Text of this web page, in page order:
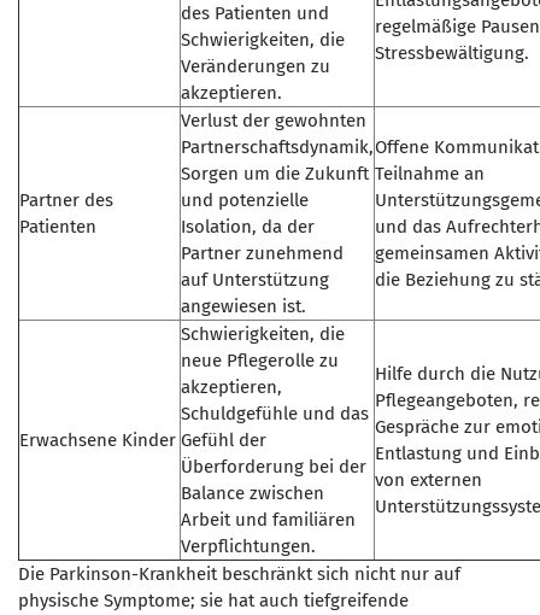
des Patienten und
Schwierigkeiten, die
Veränderungen zu
akzeptieren.
regelmäßige
Stressbewältigung.
Partner des
Patienten
Verlust der gewohnten
Partnerschaftsdynamik,
Sorgen um die Zukunft
und potenzielle
Isolation, da der
Partner zunehmend
auf Unterstützung
angewiesen ist.
Offene
Teilnahme an
und das
gemeinsamen
die Beziehung zu
Erwachsene Kinder
Schwierigkeiten, die
neue Pflegerolle zu
akzeptieren,
Schuldgefühle und das
Gefühl der
Überforderung bei der
Balance zwischen
Arbeit und familiären
Verpflichtungen.
Hilfe durch die
Pflegeangeboten,
Gespräche zur
Entlastung und
von externen
Die Parkinson-Krankheit beschränkt sich nicht nur auf
physische Symptome; sie hat auch tiefgreifende